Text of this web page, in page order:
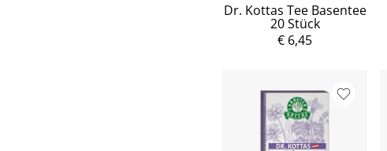
Dr. Kottas Tee Basentee
20 Stück
€ 6,45